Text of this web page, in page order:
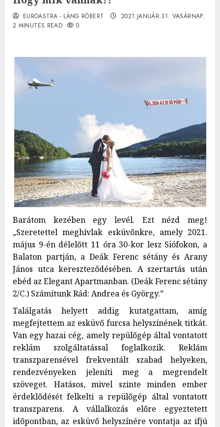
EUROASTRA - LÁNG RÓBERT
2021.JANUÁR.31. VASÁRNAP.
2 MINUTES READ
0
Barátom kezében egy levél. Ezt nézd meg!
„Szeretettel meghívlak esküvőnkre, amely 2021.
május 9-én délelőtt 11 óra 30-kor lesz Siófokon, a
Balaton partján, a Deák Ferenc sétány és Arany
János utca kereszteződésében. A szertartás után
ebéd az Elegant Apartmanban. (Deák Ferenc sétány
2/C.) Számítunk Rád: Andrea és György.”
Találgatás helyett addig kutatgattam, amíg
megfejtettem az esküvő furcsa helyszínének titkát.
Van egy hazai cég, amely repülőgép által vontatott
reklám szolgáltatással foglalkozik. Reklám
transzparensével frekventált szabad helyeken,
rendezvényeken jeleníti meg a megrendelt
szöveget. Hatásos, mivel szinte minden ember
érdeklődését felkelti a repülőgép által vontatott
transzparens. A vállalkozás előre egyeztetett
időpontban, az esküvő helyszínére vontatja az ifjú